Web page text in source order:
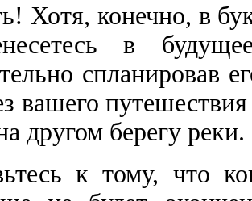
Хотя, конечно, в
в
спланировав
вашего
другом берегу реки.
к тому, что